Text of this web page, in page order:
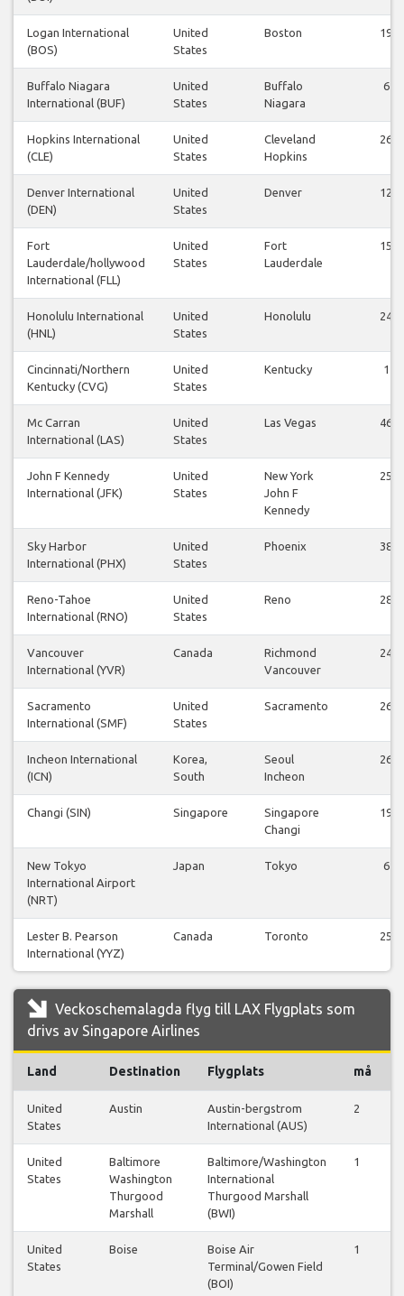
Logan International
(BOS)
United
States
Boston 19
Buffalo Niagara
International (BUF)
United
States
Buffalo
Niagara
6
Hopkins International
(CLE)
United
States
Cleveland
Hopkins
26
Denver International
(DEN)
United
States
Denver 12
Fort
Lauderdale/hollywood
International (FLL)
United
States
Fort
Lauderdale
15
Honolulu International
(HNL)
United
States
Honolulu 24
Cincinnati/Northern
Kentucky (CVG)
United
States
Kentucky 1
Mc Carran
International (LAS)
United
States
Las Vegas 46
John F Kennedy
International (JFK)
United
States
New York
John F
Kennedy
25
Sky Harbor
International (PHX)
United
States
Phoenix 38
Reno-Tahoe
International (RNO)
United
States
Reno 28
Vancouver
International (YVR)
Canada
Richmond
Vancouver
24
Sacramento
International (SMF)
United
States
Sacramento 26
Incheon International
(ICN)
Korea,
South
Seoul
Incheon
26
Changi (SIN) Singapore
Singapore
Changi
19
New Tokyo
International Airport
(NRT)
Japan Tokyo 6
Lester B. Pearson
International (YYZ)
Canada Toronto 25
Veckoschemalagda flyg till LAX Flygplats som
drivs av Singapore Airlines
Land Destination Flygplats må
United
States
Austin
Austin-bergstrom
International (AUS)
2
United
States
Baltimore
Washington
Thurgood
Marshall
Baltimore/Washington
International
Thurgood Marshall
(BWI)
1
United
States
Boise
Boise Air
Terminal/Gowen Field
(BOI)
1